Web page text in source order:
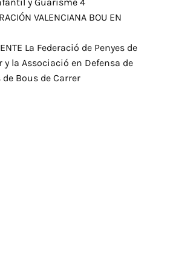
VALENCIANA BOU EN
La Federació de Penyes de
y la Associació en Defensa de
Bous de Carrer